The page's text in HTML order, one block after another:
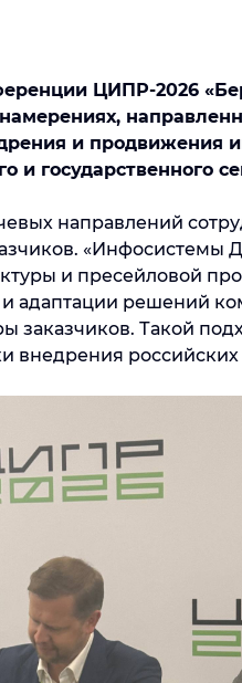
ЦИПР-2026
и продвижения
и государственного
направлений
«Инфосистемы
и пресейловой
адаптации решений
заказчиков. Такой
внедрения